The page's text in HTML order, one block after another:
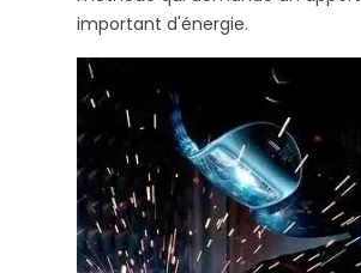
important d'énergie.